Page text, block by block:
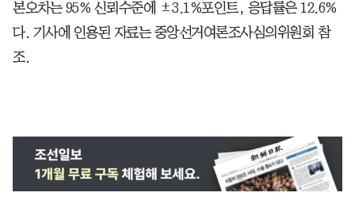
본오차는 95% 신뢰수준에 ±3.1%포인트, 응답률은 12.6%
다. 기사에 인용된 자료는 중앙선거여론조사심의위원회 참
조.